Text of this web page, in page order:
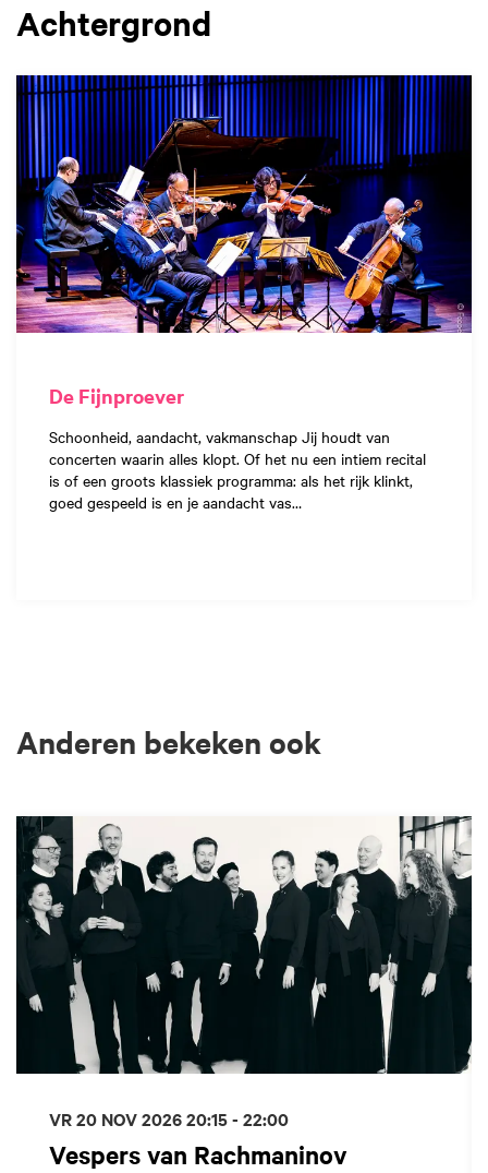
Achtergrond
De Fijnproever
Schoonheid, aandacht, vakmanschap Jij houdt van
concerten waarin alles klopt. Of het nu een intiem recital
is of een groots klassiek programma: als het rijk klinkt,
goed gespeeld is en je aandacht vas…
Anderen bekeken ook
Vespers van Rachmaninov
VR 20 NOV 202620:15 - 22:00